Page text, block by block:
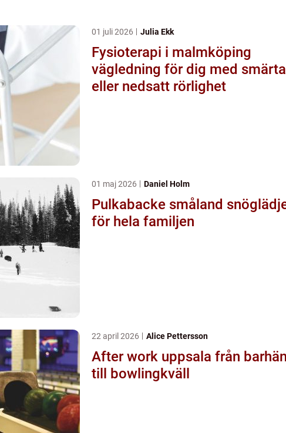
01 juli 2026 Julia Ekk
Fysioterapi i malmköping
vägledning för dig med smärta
eller nedsatt rörlighet
01 maj 2026 Daniel Holm
Pulkabacke småland snöglädje
för hela familjen
22 april 2026 Alice Pettersson
After work uppsala från barhäng
till bowlingkväll